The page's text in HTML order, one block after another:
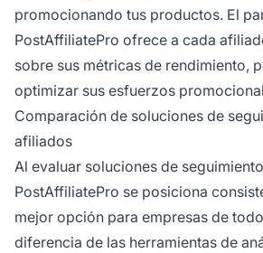
promocionando tus productos. El
PostAffiliatePro ofrece a cada
sobre sus métricas de rendimiento,
optimizar sus esfuerzos
Comparación de soluciones de
afiliados
Al evaluar soluciones de
PostAffiliatePro se posiciona
mejor opción para empresas de
diferencia de las herramientas de